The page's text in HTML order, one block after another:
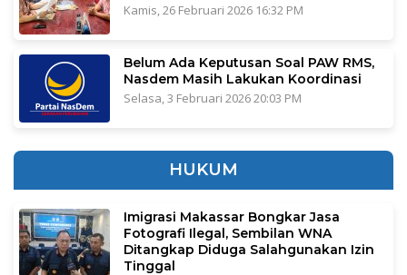
Kamis, 26 Februari 2026 16:32 PM
Belum Ada Keputusan Soal PAW RMS,
Nasdem Masih Lakukan Koordinasi
Selasa, 3 Februari 2026 20:03 PM
HUKUM
Imigrasi Makassar Bongkar Jasa
Fotografi Ilegal, Sembilan WNA
Ditangkap Diduga Salahgunakan Izin
Tinggal